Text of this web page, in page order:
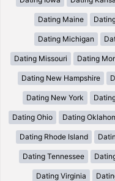
Dating Maine
Dating Michigan
Dating Missouri Dating
Dating New Hampshire
Dating New York
Dating Ohio Dating
Dating Rhode Island
Dating Tennessee
Dating Virginia